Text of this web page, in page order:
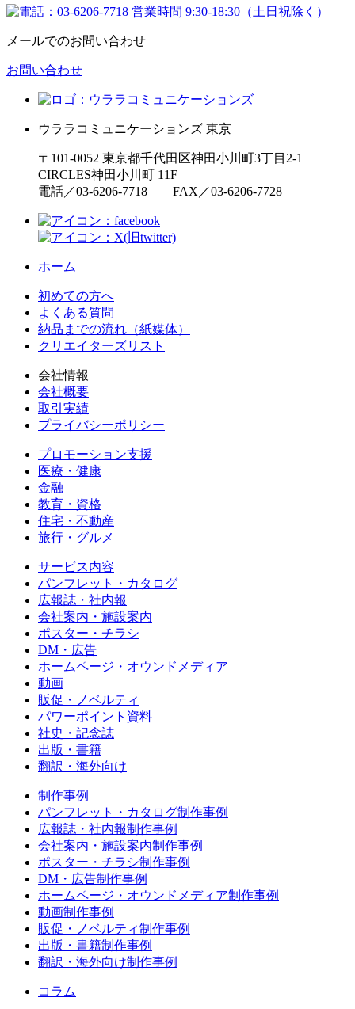
メールでのお問い合わせ
お問い合わせ
ウララコミュニケーションズ 東京
〒101-0052 東京都千代田区神田小川町3丁目2-1
CIRCLES神田小川町 11F
電話／03-6206-7718 FAX／03-6206-7728
ホーム
初めての方へ
よくある質問
納品までの流れ（紙媒体）
クリエイターズリスト
会社情報
会社概要
取引実績
プライバシーポリシー
プロモーション支援
医療・健康
金融
教育・資格
住宅・不動産
旅行・グルメ
サービス内容
パンフレット・カタログ
広報誌・社内報
会社案内・施設案内
ポスター・チラシ
DM・広告
ホームページ・オウンドメディア
動画
販促・ノベルティ
パワーポイント資料
社史・記念誌
出版・書籍
翻訳・海外向け
制作事例
パンフレット・カタログ制作事例
広報誌・社内報制作事例
会社案内・施設案内制作事例
ポスター・チラシ制作事例
DM・広告制作事例
ホームページ・オウンドメディア制作事例
動画制作事例
販促・ノベルティ制作事例
出版・書籍制作事例
翻訳・海外向け制作事例
コラム